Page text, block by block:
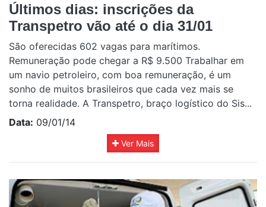
Últimos dias: inscrições da
Transpetro vão até o dia 31/01
São oferecidas 602 vagas para marítimos.
Remuneração pode chegar a R$ 9.500 Trabalhar em
um navio petroleiro, com boa remuneração, é um
sonho de muitos brasileiros que cada vez mais se
torna realidade. A Transpetro, braço logístico do Sis...
Data: 09/01/14
Ver Mais